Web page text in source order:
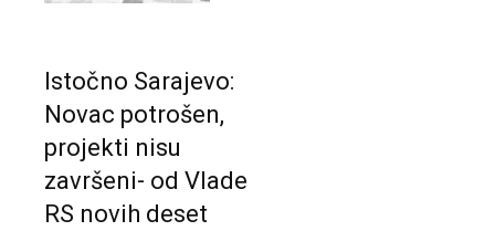
Istočno Sarajevo:
Novac potrošen,
projekti nisu
završeni- od Vlade
RS novih deset